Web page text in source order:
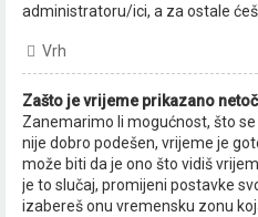
administratoru/ici, a za ostale ćeš
Vrh
Zašto je vrijeme prikazano
Zanemarimo li mogućnost, što
nije dobro podešen, vrijeme je
može biti da je ono što vidiš
je to slučaj, promijeni postavke
izabereš onu vremensku zonu